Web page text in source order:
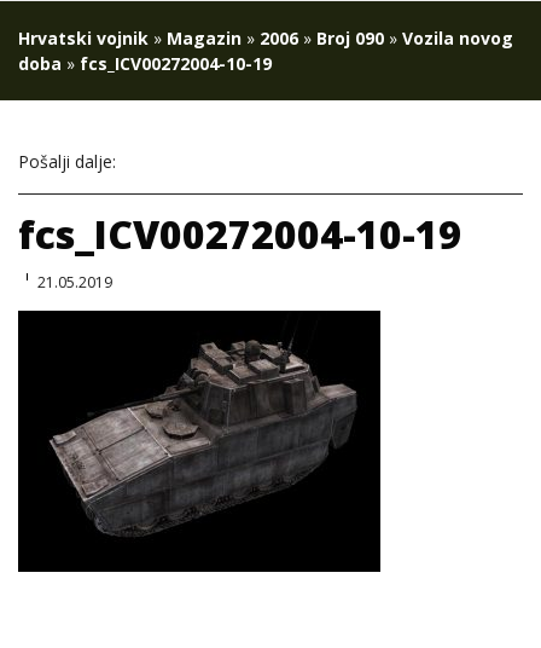
Hrvatski vojnik » Magazin » 2006 » Broj 090 » Vozila novog
doba » fcs_ICV00272004-10-19
Pošalji dalje:
fcs_ICV00272004-10-19
21.05.2019